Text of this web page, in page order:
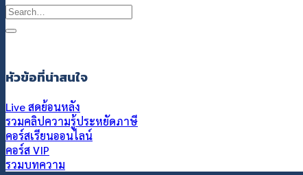
หัวข้อที่น่าสนใจ
Live สดย้อนหลัง
รวมคลิปความรู้ประหยัดภาษี
คอร์สเรียนออนไลน์
คอร์ส VIP
รวมบทความ